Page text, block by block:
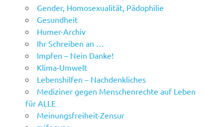
Gender, Homosexualität, Pädophilie
Gesundheit
Humer-Archiv
Ihr Schreiben an …
Impfen – Nein Danke!
Klima-Umwelt
Lebenshilfen – Nachdenkliches
Mediziner gegen Menschenrechte auf Leben
für ALLE
Meinungsfreiheit-Zensur